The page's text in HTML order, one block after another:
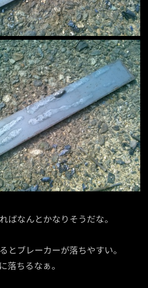
ばなんとかなりそうだな。
とブレーカーが落ちやすい。
落ちるなぁ。